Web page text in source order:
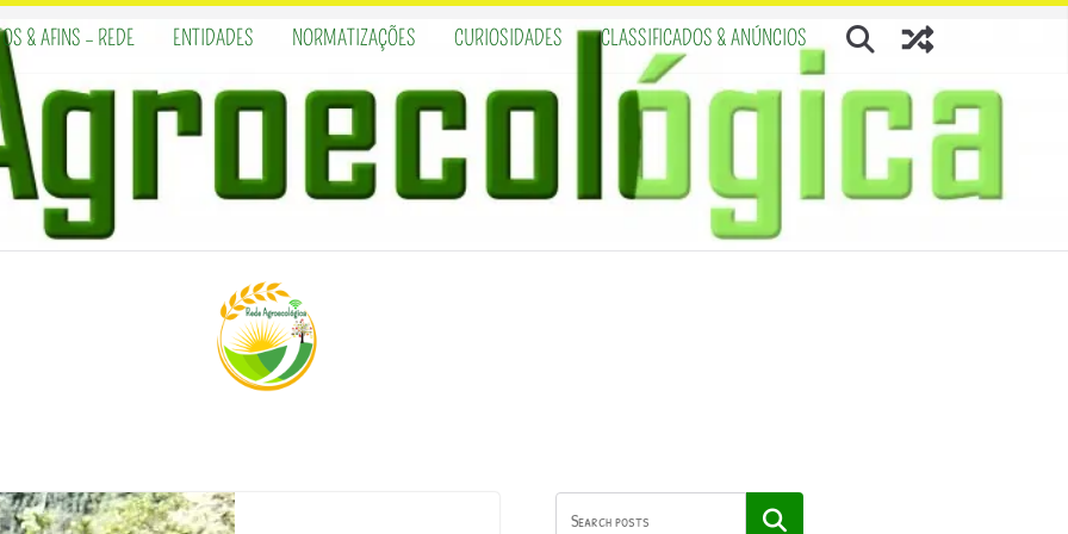
& AFINS – REDE ENTIDADES NORMATIZAÇÕES CURIOSIDADES CLASSIFICADOS & ANÚNCIOS
Pesquisar